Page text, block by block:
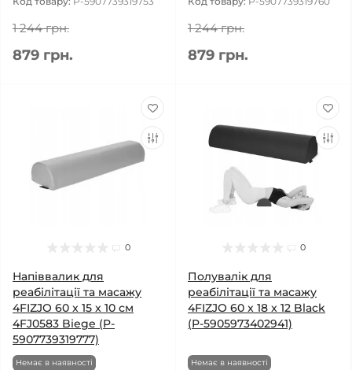
1 244 грн.
879 грн.
1 244 грн.
879 грн.
0
Напіввалик для
реабілітації та масажу
4FIZJO 60 x 15 x 10 см
4FJ0583 Biege (P-
5907739319777)
Немає в наявності
0
Полувалік для
реабілітації та масажу
4FIZJO 60 x 18 x 12 Black
(P-5905973402941)
Немає в наявності